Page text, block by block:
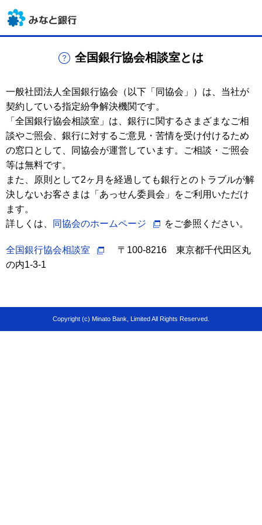
全国銀行協会相談室とは
一般社団法人全国銀行協会（以下「同協会」）は、当社が
契約している指定紛争解決機関です。
「全国銀行協会相談室」は、銀行に関するさまざまなご相
談やご照会、銀行に対するご意見・苦情を受け付けるため
の窓口として、同協会が運営しています。ご相談・ご照会
等は無料です。
また、原則として2ヶ月を経過しても銀行とのトラブルが解
決しないお客さまは「あっせん委員会」をご利用いただけ
ます。
詳しくは、
同協会のホームページ をご参照ください。
全国銀行協会相談室
〒100-8216 東京都千代田区丸
の内1-3-1
Copyright (c) Minato Bank, Limited All Rights Reserved.